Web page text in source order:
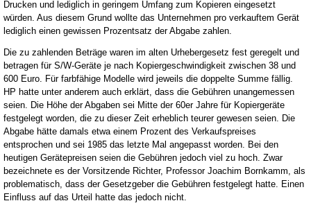
Drucken und lediglich in geringem Umfang zum Kopieren eingesetzt
würden. Aus diesem Grund wollte das Unternehmen pro verkauftem Gerät
lediglich einen gewissen Prozentsatz der Abgabe zahlen.
Die zu zahlenden Beträge waren im alten Urhebergesetz fest geregelt und
betragen für S/W-Geräte je nach Kopiergeschwindigkeit zwischen 38 und
600 Euro. Für farbfähige Modelle wird jeweils die doppelte Summe fällig.
HP hatte unter anderem auch erklärt, dass die Gebühren unangemessen
seien. Die Höhe der Abgaben sei Mitte der 60er Jahre für Kopiergeräte
festgelegt worden, die zu dieser Zeit erheblich teurer gewesen seien. Die
Abgabe hätte damals etwa einem Prozent des Verkaufspreises
entsprochen und sei 1985 das letzte Mal angepasst worden. Bei den
heutigen Gerätepreisen seien die Gebühren jedoch viel zu hoch. Zwar
bezeichnete es der Vorsitzende Richter, Professor Joachim Bornkamm, als
problematisch, dass der Gesetzgeber die Gebühren festgelegt hatte. Einen
Einfluss auf das Urteil hatte das jedoch nicht.